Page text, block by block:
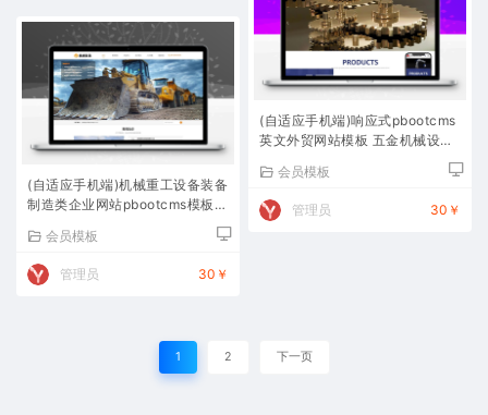
(自适应手机端)机械重工设备装备
制造类企业网站pbootcms模板
会员模板
管理员 30￥
(自适应手机端)响应式pbootcms
英文外贸网站模板 五金机械设备
会员模板
管理员 30￥
1 2 下一页